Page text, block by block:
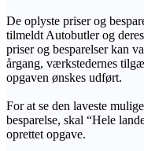
De oplyste priser og
tilmeldt Autobutler og
priser og besparelser kan
årgang, værkstedernes
opgaven ønskes udført.
For at se den laveste
besparelse, skal “Hele
oprettet opgave.